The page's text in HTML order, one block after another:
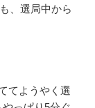
、選局中から
てようやく選